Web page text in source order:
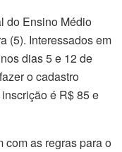
do Ensino Médio
(5). Interessados em
dias 5 e 12 de
o cadastro
é R$ 85 e
com as regras para o